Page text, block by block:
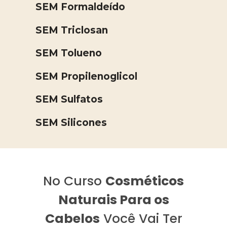
SEM Formaldeído
SEM Triclosan
SEM Tolueno
SEM Propilenoglicol
SEM Sulfatos
SEM Silicones
No Curso Cosméticos
Naturais Para os
Cabelos Você Vai Ter